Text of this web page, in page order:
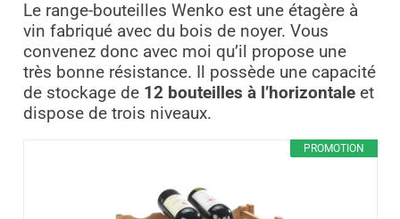
Le range-bouteilles Wenko est une étagère à
vin fabriqué avec du bois de noyer. Vous
convenez donc avec moi qu’il propose une
très bonne résistance. Il possède une capacité
de stockage de 12 bouteilles à l’horizontaleet
dispose de trois niveaux.
PROMOTION